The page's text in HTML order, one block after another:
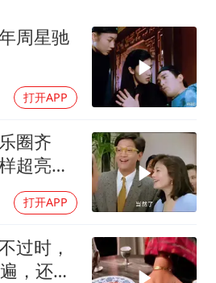
国五箭齐发反制美国
中国经济展现强大韧性和活力
周星驰
打开APP
圈齐
超亮
惊艳
打开APP
过时，
，还是